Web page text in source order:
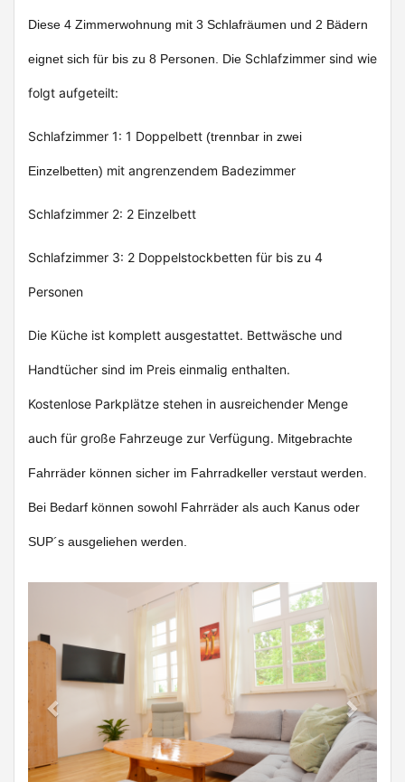
Diese 4 Zimmerwohnung mit 3 Schlafräumen und 2 Bädern
eignet sich für bis zu 8 Personen. Die Schlafzimmer sind wie
folgt aufgeteilt:
Schlafzimmer 1: 1 Doppelbett (trennbar in zwei
Einzelbetten) mit angrenzendem Badezimmer
Schlafzimmer 2: 2 Einzelbett
Schlafzimmer 3: 2 Doppelstockbetten für bis zu 4
Personen
Die Küche ist komplett ausgestattet. Bettwäsche und
Handtücher sind im Preis einmalig enthalten.
Kostenlose Parkplätze stehen in ausreichender Menge
auch für große Fahrzeuge zur Verfügung. Mitgebrachte
Fahrräder können sicher im Fahrradkeller verstaut werden.
Bei Bedarf können sowohl Fahrräder als auch Kanus oder
SUP´s ausgeliehen werden.